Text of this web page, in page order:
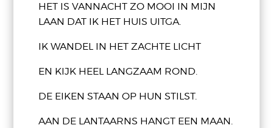
HET IS VANNACHT ZO MOOI IN MIJN
LAAN DAT IK HET HUIS UITGA.
IK WANDEL IN HET ZACHTE LICHT
EN KIJK HEEL LANGZAAM ROND.
DE EIKEN STAAN OP HUN STILST.
AAN DE LANTAARNS HANGT EEN MAAN.